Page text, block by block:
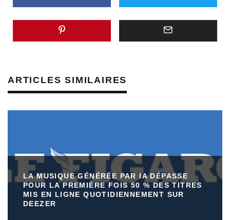
ARTICLES SIMILAIRES
LA MUSIQUE GÉNÉRÉE PAR IA DÉPASSE
POUR LA PREMIÈRE FOIS 50 % DES TITRES
MIS EN LIGNE QUOTIDIENNEMENT SUR
DEEZER